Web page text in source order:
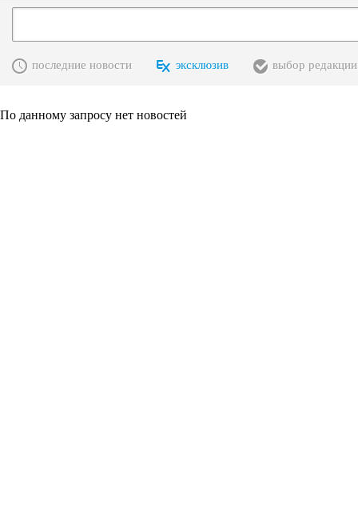
последние новости эксклюзив выбор редакции
По данному запросу нет новостей